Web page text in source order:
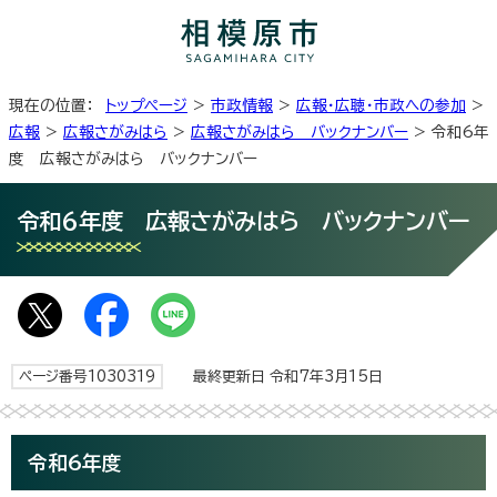
現在の位置： トップページ > 市政情報 > 広報・広聴・市政への参加 >
広報 > 広報さがみはら > 広報さがみはら バックナンバー > 令和6年
度 広報さがみはら バックナンバー
令和6年度 広報さがみはら バックナンバー
ページ番号1030319 最終更新日 令和7年3月15日
令和6年度